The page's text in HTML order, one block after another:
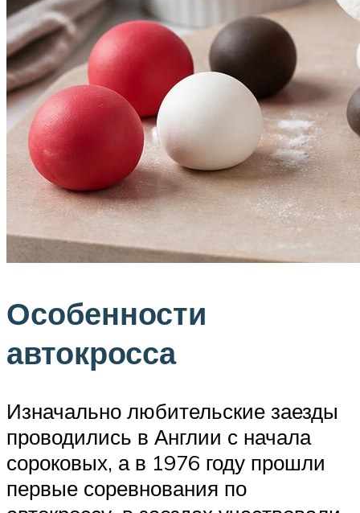
Особенности
автокросса
Изначально любительские заезды
проводились в Англии с начала
сороковых, а в 1976 году прошли
первые соревнования по